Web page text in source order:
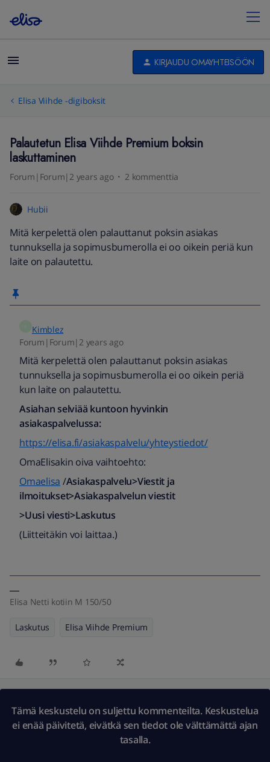
KIRJAUDU OMAYHTEISÖÖN
Elisa Viihde -digiboksit
Palautetun Elisa Viihde Premium boksin
laskuttaminen
Forum|Forum|2 years ago 2 kommenttia
Hubii
Mitä kerpelettä olen palauttanut poksin asiakas
tunnuksella ja sopimusbumerolla ei oo oikein periä kun
laite on palautettu.
Kimblez
Forum|Forum|2 years ago
Mitä kerpelettä olen palauttanut poksin asiakas
tunnuksella ja sopimusbumerolla ei oo oikein periä
kun laite on palautettu.
Asiahan selviää kuntoon hyvinkin
asiakaspalvelussa:
https://elisa.fi/asiakaspalvelu/yhteystiedot/
OmaElisakin oiva vaihtoehto:
Omaelisa /Asiakaspalvelu>Viestit ja
ilmoitukset>Asiakaspalvelun viestit
>Uusi viesti>Laskutus
(Liitteitäkin voi laittaa.)
Elisa Netti kotiin M 150/50
Laskutus Elisa Viihde Premium
Tämä keskustelu on suljettu kommenteilta. Keskustelua
ei enää päivitetä, eivätkä sen tiedot ole välttämättä ajan
tasalla.